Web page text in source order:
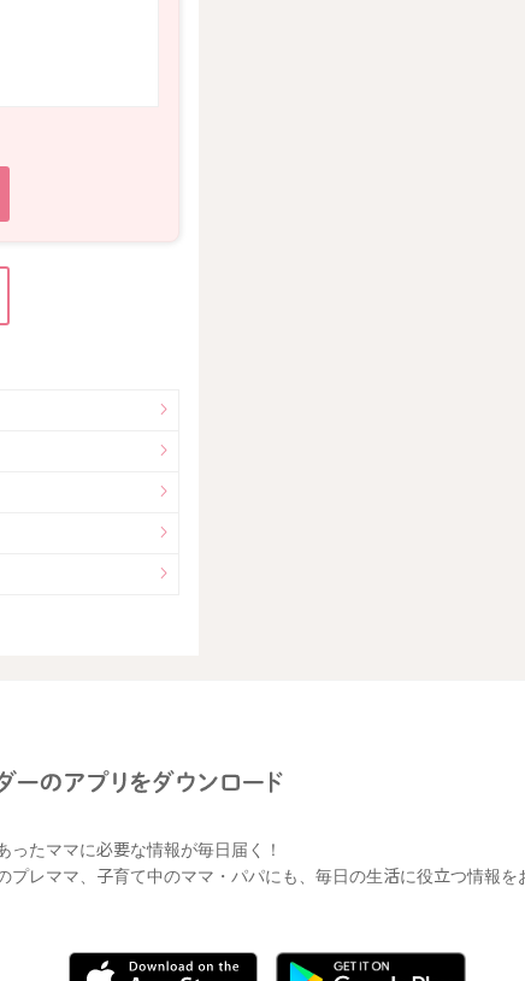
ったママに必要な情報が毎日届く！
プレママ、子育て中のママ・パパにも、毎日の生活に役立つ情報を